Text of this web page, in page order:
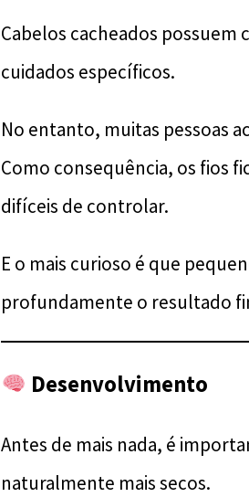
Cabelos cacheados possuem
cuidados específicos.
No entanto, muitas pessoas
Como consequência, os fios
difíceis de controlar.
E o mais curioso é que
profundamente o resultado
Desenvolvimento
Antes de mais nada, é
naturalmente mais secos.